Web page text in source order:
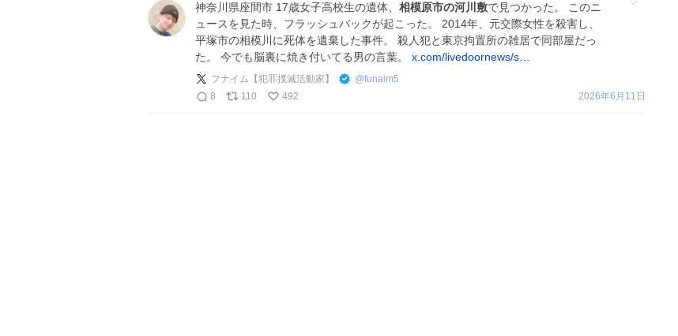
神奈川県座間市 17歳女子高校生の遺体、 相模原市の河川敷で見つかった。 このニ
ュースを見た時、フラッシュバックが起こった。 2014年、元交際女性を殺害し、
平塚市の相模川に死体を遺棄した事件。 殺人犯と東京拘置所の雑居で同部屋だっ
た。 今でも脳裏に焼き付いてる男の言葉。 x.com/livedoornews/s…
フナイム【犯罪撲滅活動家】 @funaim5
8
110 492 2026年6月11日